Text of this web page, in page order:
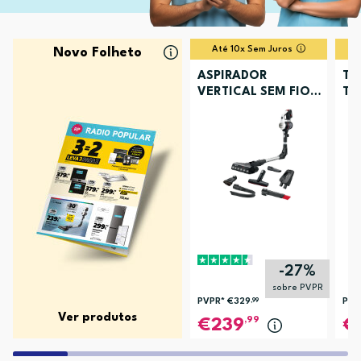
Novo Folheto
Ver produtos
Até 10x Sem Juros
ASPIRADOR
VERTICAL SEM FIOS
BOSCH BCS711XXL
-27%
sobre PVPR
PVPR* €329,99
239,99
TV